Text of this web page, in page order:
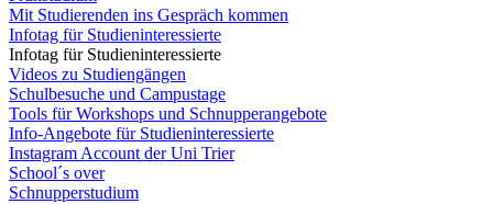
Mit Studierenden ins Gespräch kommen
Infotag für Studieninteressierte
Infotag für Studieninteressierte
Videos zu Studiengängen
Schulbesuche und Campustage
Tools für Workshops und Schnupperangebote
Info-Angebote für Studieninteressierte
Instagram Account der Uni Trier
School´s over
Schnupperstudium